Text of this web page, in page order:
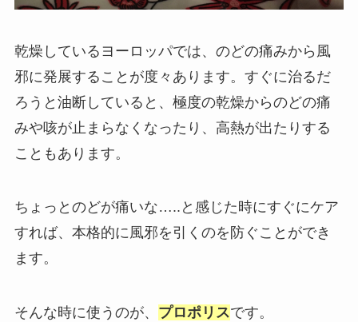
乾燥しているヨーロッパでは、のどの痛みから風
邪に発展することが度々あります。すぐに治るだ
ろうと油断していると、極度の乾燥からのどの痛
みや咳が止まらなくなったり、高熱が出たりする
こともあります。
ちょっとのどが痛いな…..と感じた時にすぐにケア
すれば、本格的に風邪を引くのを防ぐことができ
ます。
そんな時に使うのが、 プロポリスです。